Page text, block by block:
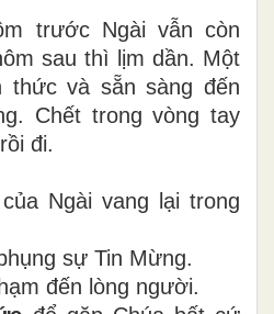
trước Ngài vẫn còn
sau thì lịm dần. Một
thức và sẵn sàng đến
Chết trong vòng tay
đi.
của Ngài vang lại trong
sự Tin Mừng.
đến lòng người.